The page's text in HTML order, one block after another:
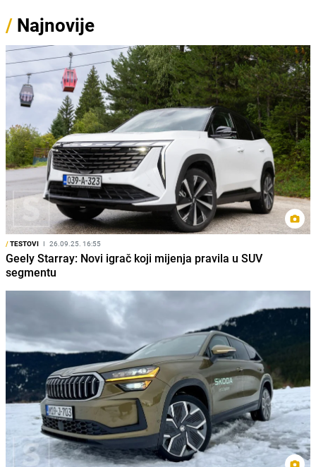
/ Najnovije
/TESTOVI I 26.09.25. 16:55
Geely Starray: Novi igrač koji mijenja pravila u SUV
segmentu